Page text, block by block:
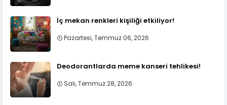
İç mekan renkleri kişiliği etkiliyor!
Pazartesi, Temmuz 06, 2026
Deodorantlarda meme kanseri tehlikesi!
Salı, Temmuz 28, 2026